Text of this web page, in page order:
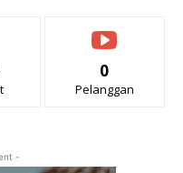
0
Pelanggan
-